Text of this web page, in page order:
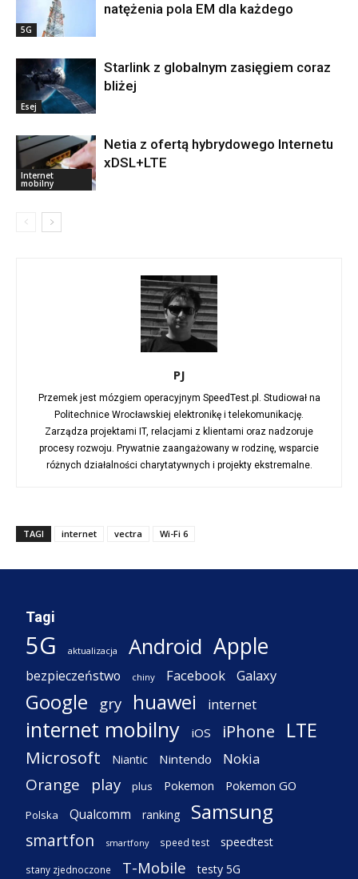
5G
natężenia pola EM dla każdego
Esej
Starlink z globalnym zasięgiem coraz
bliżej
Internet
mobilny
Netia z ofertą hybrydowego Internetu
xDSL+LTE
PJ
Przemek jest mózgiem operacyjnym SpeedTest.pl. Studiował na
Politechnice Wrocławskiej elektronikę i telekomunikację.
Zarządza projektami IT, relacjami z klientami oraz nadzoruje
procesy rozwoju. Prywatnie zaangażowany w rodzinę, wsparcie
różnych działalności charytatywnych i projekty ekstremalne.
TAGI internet vectra Wi-Fi 6
Tagi
5G aktualizacja Android Apple
bezpieczeństwo chiny Facebook Galaxy
Google gry huawei internet
internet mobilny iOS iPhone LTE
Microsoft Niantic Nintendo Nokia
Orange play plus Pokemon Pokemon GO
Polska Qualcomm ranking Samsung
smartfon smartfony speed test speedtest
stany zjednoczone T-Mobile testy 5G